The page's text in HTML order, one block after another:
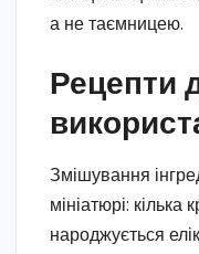
а не таємницею.
Рецепти
Змішування
мініатюрі: кілька
народжується